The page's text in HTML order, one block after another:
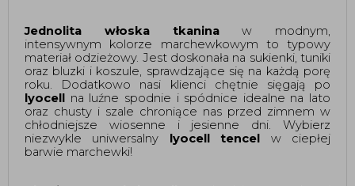
Jednolita włoska tkanina w modnym,
intensywnym kolorze marchewkowym to typowy
materiał odzieżowy. Jest doskonała na sukienki, tuniki
oraz bluzki i koszule, sprawdzające się na każdą porę
lyocell na luźne spodnie i spódnice idealne na lato
oraz chusty i szale chroniące nas przed zimnem w
chłodniejsze wiosenne i jesienne dni. Wybierz
niezwykle uniwersalny lyocell tencel w ciepłej
barwie marchewki!